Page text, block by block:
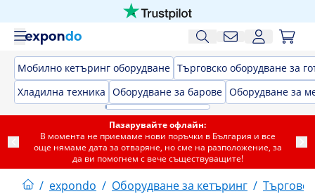
Мобилно кетъринг оборудване Търговско оборудване за
Хладилна техника Оборудване за барове Оборудване за
Пазарувайте офлайн:
В момента не приемаме нови поръчки в България и все
още нямаме дата за отваряне, но сме на разположение, за
да ви помогнем с вече съществуващите!
/ expondo / Оборудване за кетъринг /